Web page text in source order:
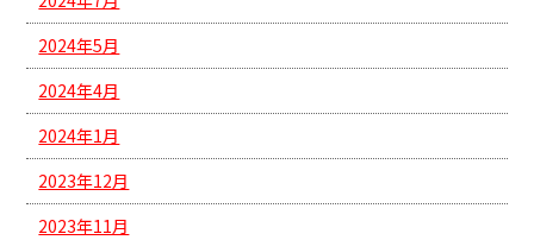
2024年5月
2024年4月
2024年1月
2023年12月
2023年11月